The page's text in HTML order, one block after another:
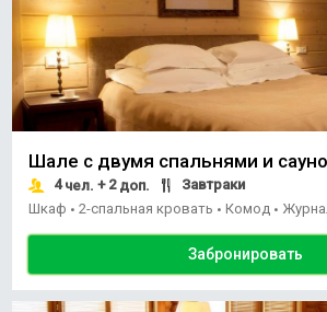
Шале с двумя спальнями и
4чел. + 2доп.
Завтраки
Шкаф • 2-спальная кровать • Комод •
Забронировать